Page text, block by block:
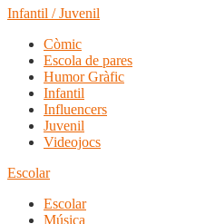
Infantil / Juvenil
Còmic
Escola de pares
Humor Gràfic
Infantil
Influencers
Juvenil
Videojocs
Escolar
Escolar
Música